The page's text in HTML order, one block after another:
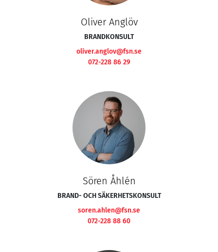
Oliver Anglöv
BRANDKONSULT
oliver.anglov@fsn.se
072-228 86 29
Sören Åhlén
BRAND- OCH SÄKERHETSKONSULT
soren.ahlen@fsn.se
072-228 88 60